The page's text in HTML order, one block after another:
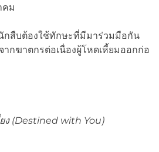
คม
กสืบต้องใช้ทักษะที่มีมาร่วมมือกัน
ากฆาตกรต่อเนื่องผู้โหดเหี้ยมออกก่อ
ง (Destined with You)